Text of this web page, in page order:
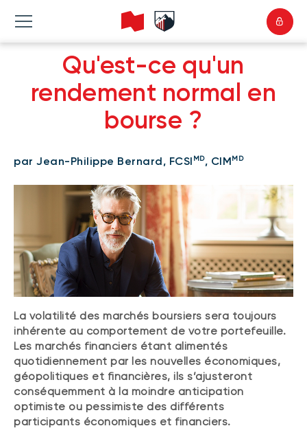
Qu'est-ce qu'un
rendement normal en
bourse ?
par Jean-Philippe Bernard, FCSI MD, CIMMD
La volatilité des marchés boursiers sera toujours
inhérente au comportement de votre portefeuille.
Les marchés financiers étant alimentés
quotidiennement par les nouvelles économiques,
géopolitiques et financières, ils s’ajusteront
conséquemment à la moindre anticipation
optimiste ou pessimiste des différents
participants économiques et financiers.